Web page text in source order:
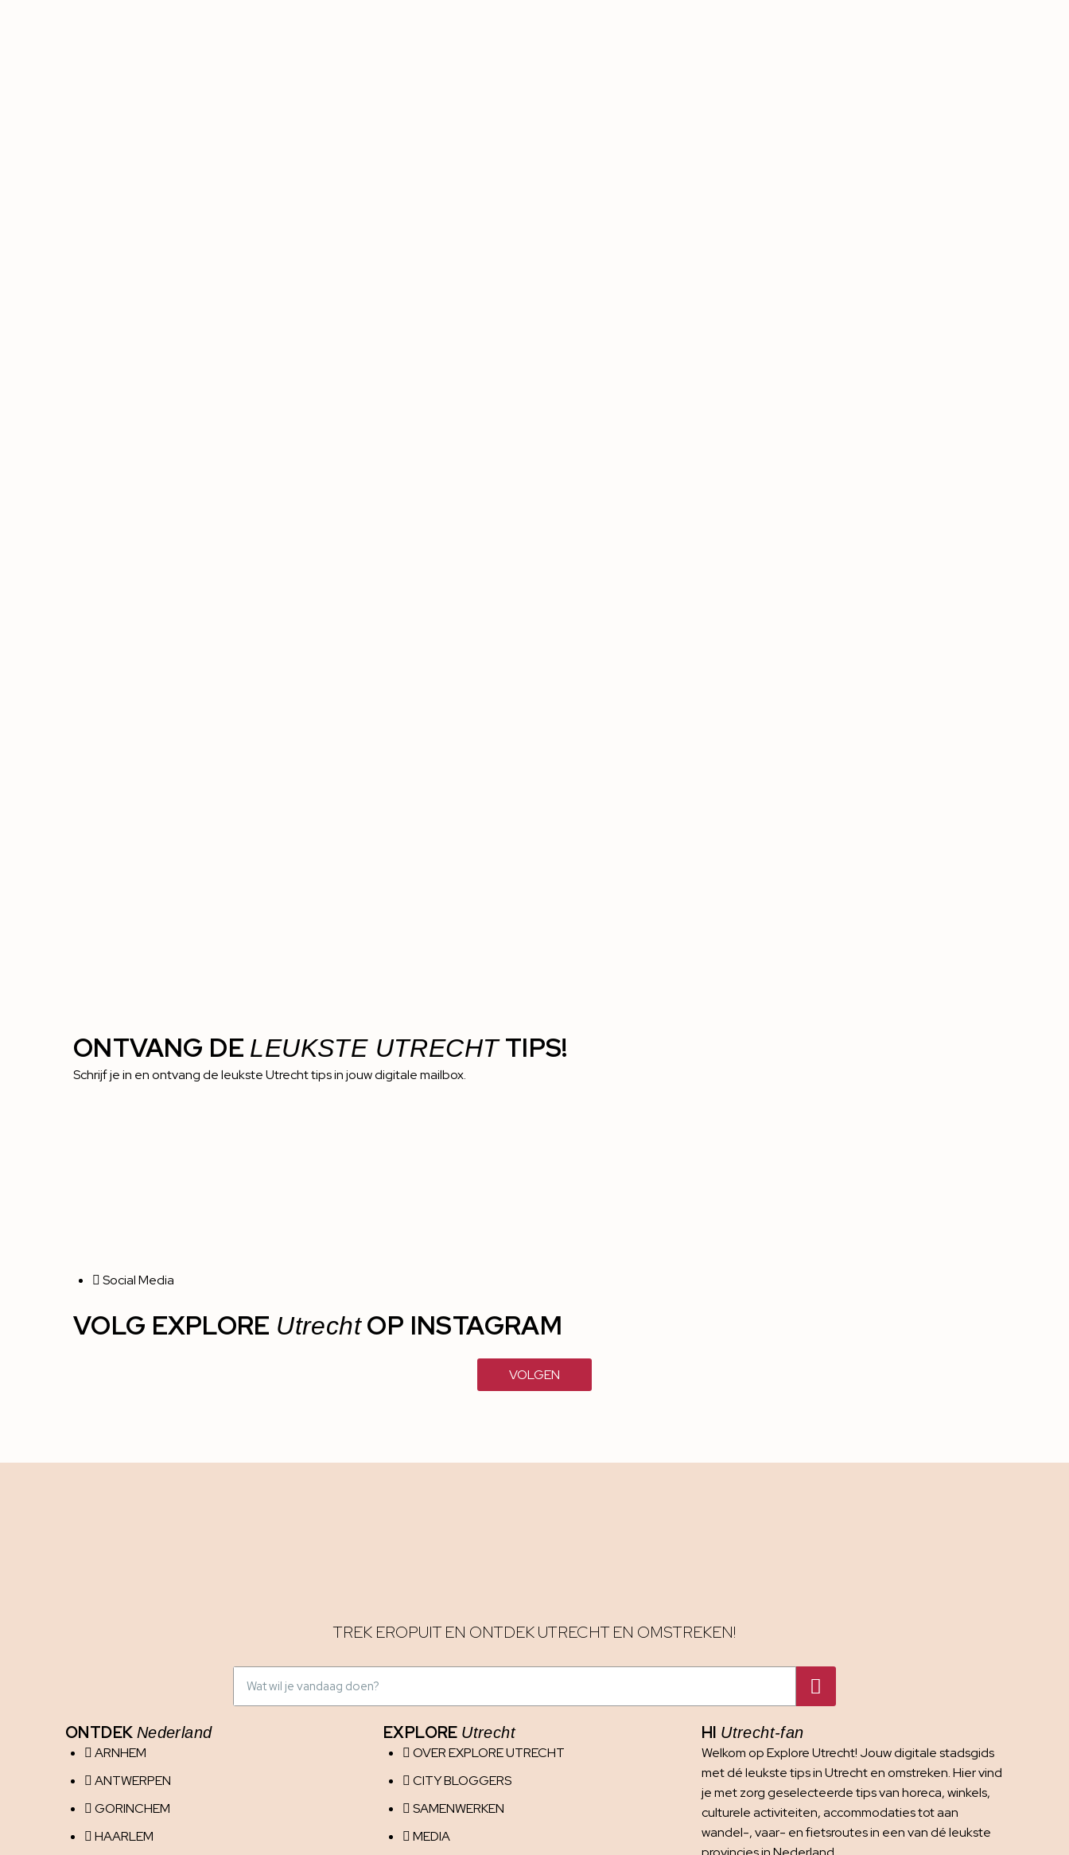
ONTVANG DE LEUKSTE UTRECHTTIPS!
Schrijf je in en ontvang de leukste Utrecht tips in jouw digitale mailbox.
Social Media
VOLG EXPLORE UtrechtOP INSTAGRAM
VOLGEN
TREK EROPUIT EN ONTDEK UTRECHT EN OMSTREKEN!
ONTDEK Nederland
ARNHEM
ANTWERPEN
GORINCHEM
HAARLEM
EXPLORE Utrecht
OVER EXPLORE UTRECHT
CITY BLOGGERS
SAMENWERKEN
MEDIA
HI Utrecht-fan
Welkom op Explore Utrecht! Jouw digitale stadsgids
met dé leukste tips in Utrecht en omstreken. Hier vind
je met zorg geselecteerde tips van horeca, winkels,
culturele activiteiten, accommodaties tot aan
wandel-, vaar- en fietsroutes in een van dé leukste